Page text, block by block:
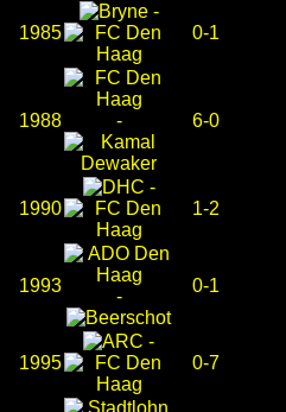
1985
-
0-1
1988 - 6-0
1990
-
1-2
1993
-
0-1
1995
-
0-7